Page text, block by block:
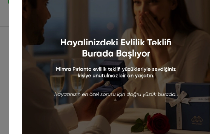
Ürün Özellikleri
Yorumlar
Taksit Seçenekleri